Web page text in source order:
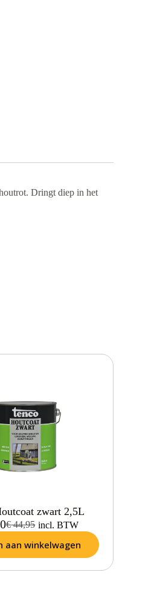
Dringt diep in het
zwart 2,5L
€44,95 incl. BTW
aan winkelwagen